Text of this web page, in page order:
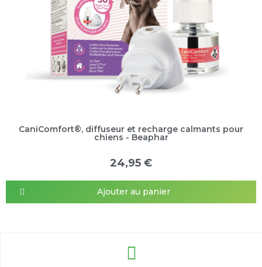
CaniComfort®, diffuseur et recharge calmants pour
chiens - Beaphar
24,95 €
Ajouter au panier